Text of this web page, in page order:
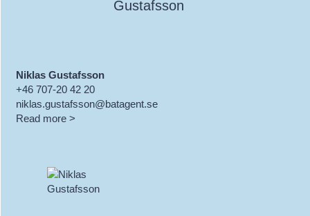
Niklas Gustafsson
+46 707-20 42 20
niklas.gustafsson@batagent.se
Read more >